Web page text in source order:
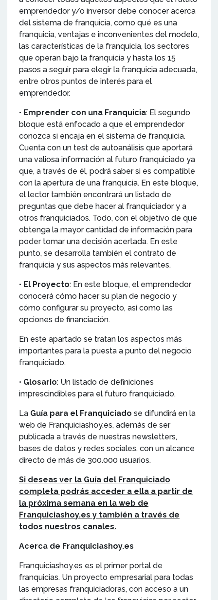
emprendedor y/o inversor debe conocer acerca
del sistema de franquicia, como qué es una
franquicia, ventajas e inconvenientes del modelo,
las características de la franquicia, los sectores
que operan bajo la franquicia y hasta los 15
pasos a seguir para elegir la franquicia adecuada,
entre otros puntos de interés para el
emprendedor.
• Emprender con una Franquicia: El segundo
bloque está enfocado a que el emprendedor
conozca si encaja en el sistema de franquicia.
Cuenta con un test de autoanálisis que aportará
una valiosa información al futuro franquiciado ya
que, a través de él, podrá saber si es compatible
con la apertura de una franquicia. En este bloque,
el lector también encontrará un listado de
preguntas que debe hacer al franquiciador y a
otros franquiciados. Todo, con el objetivo de que
obtenga la mayor cantidad de información para
poder tomar una decisión acertada. En este
punto, se desarrolla también el contrato de
franquicia y sus aspectos más relevantes.
• El Proyecto: En este bloque, el emprendedor
conocerá cómo hacer su plan de negocio y
cómo configurar su proyecto, así como las
opciones de financiación.
En este apartado se tratan los aspectos más
importantes para la puesta a punto del negocio
franquiciado.
• Glosario: Un listado de definiciones
imprescindibles para el futuro franquiciado.
La Guía para el Franquiciado se difundirá en la
web de Franquiciashoy.es, además de ser
publicada a través de nuestras newsletters,
bases de datos y redes sociales, con un alcance
directo de más de 300.000 usuarios.
Si deseas ver la Guía del Franquiciado
completa podrás acceder a ella a partir de
la próxima semana en la web de
Franquiciashoy.es y también a través de
todos nuestros canales.
Acerca de Franquiciashoy.es
Franquiciashoy.es es el primer portal de
franquicias. Un proyecto empresarial para todas
las empresas franquiciadoras, con acceso a un